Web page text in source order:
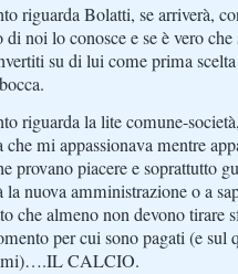
riguarda Bolatti, se arriverà,
di noi lo conosce e se è vero che
su di lui come prima scelta
riguarda la lite comune-
che mi appassionava mentre
provano piacere e soprattutto
nuova amministrazione o a
che almeno non devono tirare
per cui sono pagati (e sul
CALCIO.